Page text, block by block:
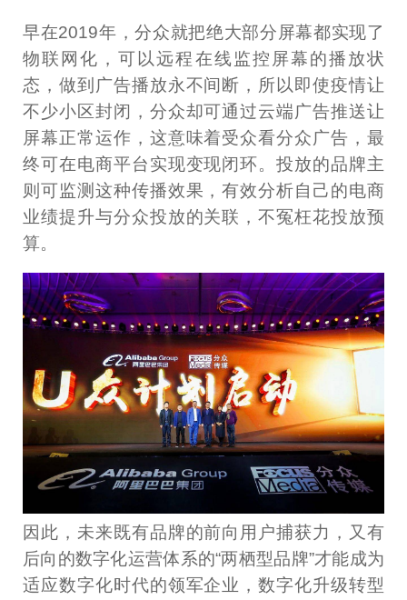
早在2019年，分众就把绝大部分屏幕都实现了
物联网化，可以远程在线监控屏幕的播放状
态，做到广告播放永不间断，所以即使疫情让
不少小区封闭，分众却可通过云端广告推送让
屏幕正常运作，这意味着受众看分众广告，最
终可在电商平台实现变现闭环。投放的品牌主
则可监测这种传播效果，有效分析自己的电商
业绩提升与分众投放的关联，不冤枉花投放预
算。
因此，未来既有品牌的前向用户捕获力，又有
后向的数字化运营体系的“两栖型品牌”才能成为
适应数字化时代的领军企业，数字化升级转型